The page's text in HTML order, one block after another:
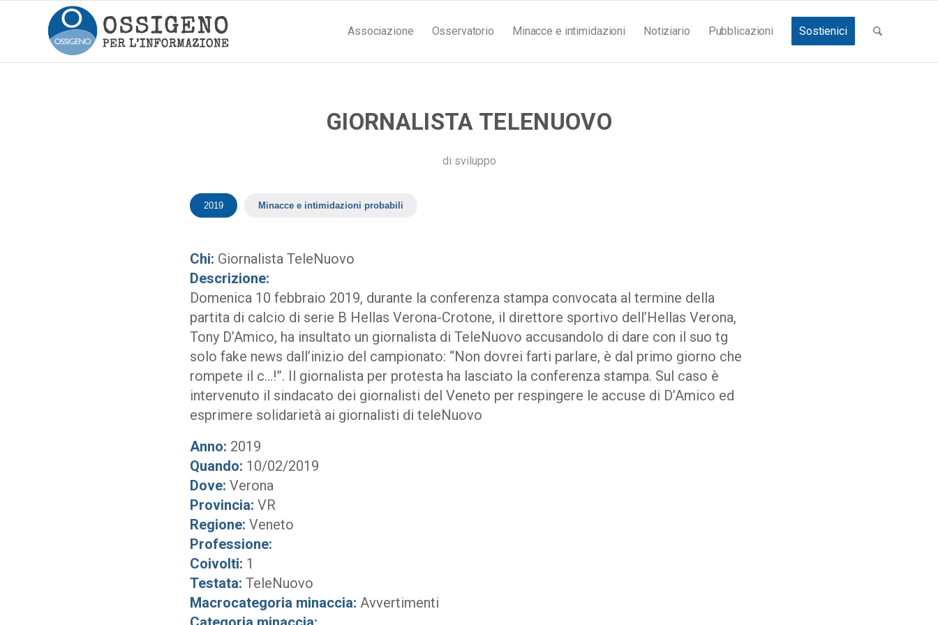
Associazione Osservatorio Minacce e intimidazioni Notiziario Pubblicazioni Sostienici
GIORNALISTA TELENUOVO
di sviluppo
2019 Minacce e intimidazioni probabili
Chi: Giornalista TeleNuovo
Descrizione:
Domenica 10 febbraio 2019, durante la conferenza stampa convocata al termine della
partita di calcio di serie B Hellas Verona-Crotone, il direttore sportivo dell’Hellas Verona,
Tony D’Amico, ha insultato un giornalista di TeleNuovo accusandolo di dare con il suo tg
solo fake news dall’inizio del campionato: “Non dovrei farti parlare, è dal primo giorno che
rompete il c…!”. Il giornalista per protesta ha lasciato la conferenza stampa. Sul caso è
intervenuto il sindacato dei giornalisti del Veneto per respingere le accuse di D’Amico ed
esprimere solidarietà ai giornalisti di teleNuovo
Anno: 2019
Quando: 10/02/2019
Dove: Verona
Provincia: VR
Regione: Veneto
Professione:
Coivolti: 1
Testata: TeleNuovo
Macrocategoria minaccia: Avvertimenti